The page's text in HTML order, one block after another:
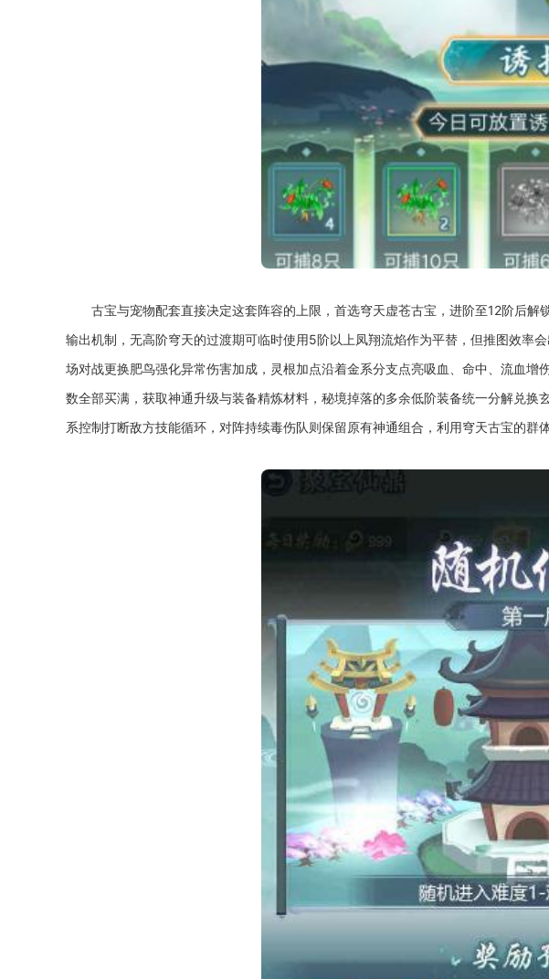
古宝与宠物配套直接决定这套阵容的上限，首选穹天虚苍古宝，进阶至12阶后
输出机制，无高阶穹天的过渡期可临时使用5阶以上凤翔流焰作为平替，但推图效率
场对战更换肥鸟强化异常伤害加成，灵根加点沿着金系分支点亮吸血、命中、流血
数全部买满，获取神通升级与装备精炼材料，秘境掉落的多余低阶装备统一分解兑
系控制打断敌方技能循环，对阵持续毒伤队则保留原有神通组合，利用穹天古宝的群